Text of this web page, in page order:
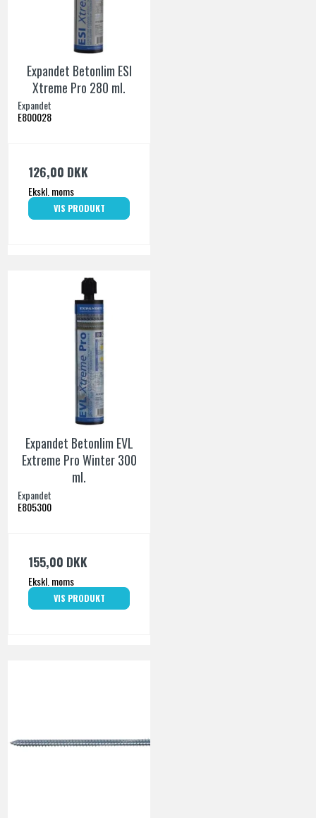
Expandet Betonlim ESI
Xtreme Pro 280 ml.
Expandet
E800028
126,00 DKK
Ekskl. moms
VIS PRODUKT
Expandet Betonlim EVL
Extreme Pro Winter 300
ml.
Expandet
E805300
155,00 DKK
Ekskl. moms
VIS PRODUKT